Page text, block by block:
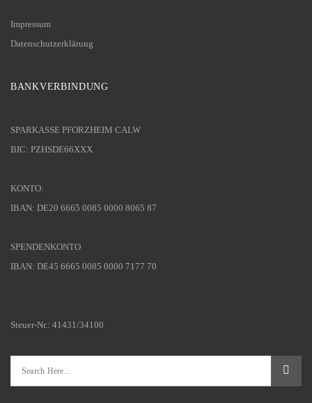
Impressum
Datenschutzerklärung
BANKVERBINDUNG
SPARKASSE PFORZHEIM CALW
BIC: PZHSDE66XXX
KONTO:
IBAN: DE20 6665 0085 0000 8065 87
SPENDENKONTO
IBAN: DE45 6665 0085 0000 7177 70
Steuer-Nr.: 41431/34100